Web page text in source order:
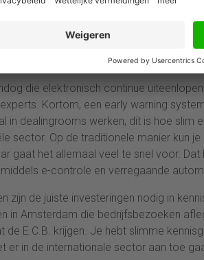
en op de compliance
te herkennen lokale kennis en slimme
toezicht op banken is niet meer van
die elektronisch continue
Kortom, een early warning
in dealingrooms werken, dit is hoe slim
sector. Op de traditionele manier kun
gaat het allemaal veel te snel voor.
e-controle en verregaande
de juiste investeringen nodig in
in Amsterdam die bedrijfsbezoeken
E.C.B. krijgen. Je hebt slimme
er in de internationale sector aan toe